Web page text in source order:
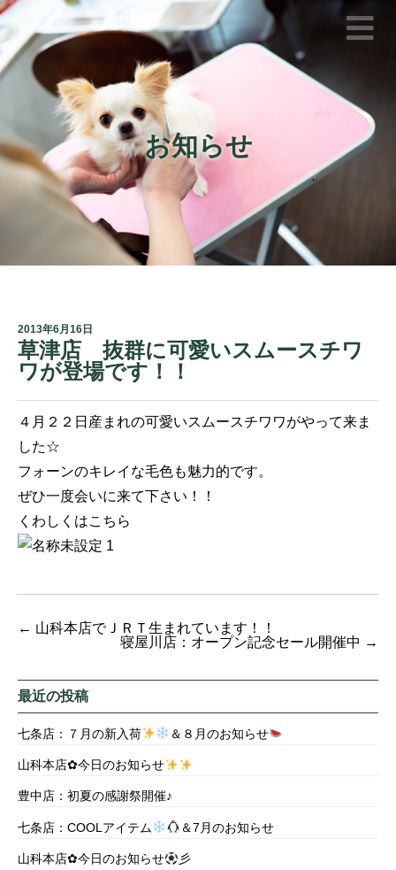
お知らせ
2013年6月16日
草津店 抜群に可愛いスムースチワ
ワが登場です！！
４月２２日産まれの可愛いスムースチワワがやって来ま
した☆
フォーンのキレイな毛色も魅力的です。
ぜひ一度会いに来て下さい！！
くわしくはこちら
← 山科本店でＪＲＴ生まれています！！
寝屋川店：オープン記念セール開催中 →
最近の投稿
七条店：７月の新入荷 ＆８月のお知らせ
山科本店✿今日のお知らせ
豊中店：初夏の感謝祭開催♪
七条店：COOLアイテム ＆7月のお知らせ
山科本店✿今日のお知らせ 彡